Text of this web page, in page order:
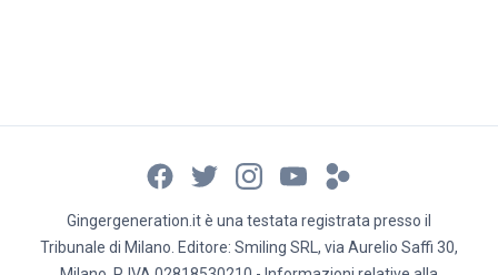
Gingergeneration.it è una testata registrata presso il
Tribunale di Milano. Editore: Smiling SRL, via Aurelio Saffi 30,